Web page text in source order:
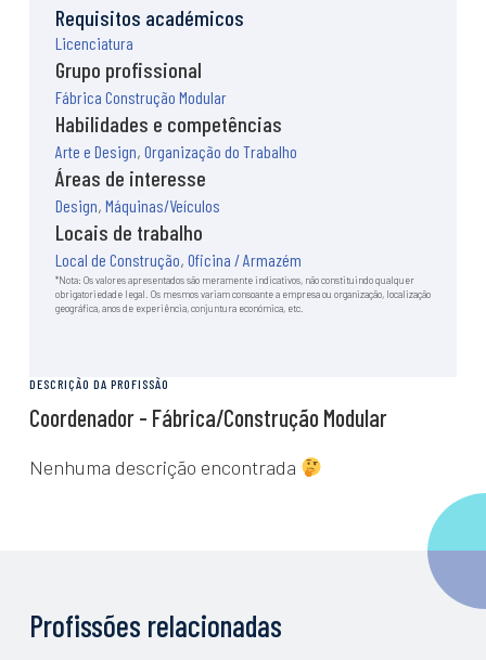
Transição digital e tecnológica
Notícias e artigos
Eventos
Formação
Curiosidades
Quiz de personalidade
Sabias que…
Requisitos académicos
Licenciatura
Grupo profissional
Fábrica Construção Modular
Habilidades e competências
Arte e Design, Organização do Trabalho
Áreas de interesse
Design, Máquinas/Veículos
Locais de trabalho
Local de Construção, Oficina / Armazém
*Nota: Os valores apresentados são meramente indicativos, não constituindo qualquer
obrigatoriedade legal. Os mesmos variam consoante a empresa ou organização, localização
geográfica, anos de experiência, conjuntura económica, etc.
DESCRIÇÃO DA PROFISSÃO
Coordenador - Fábrica/Construção Modular
Nenhuma descrição encontrada
Profissões relacionadas